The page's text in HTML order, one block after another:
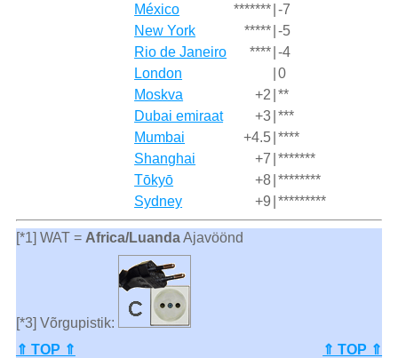
México
******* -7
New York
***** -5
Rio de Janeiro
**** -4
London
0
Moskva
+2 **
Dubai emiraat
+3 ***
Mumbai
+4.5 ****
Shanghai
+7 *******
Tōkyō
+8 ********
Sydney
+9 *********
[*1] WAT = Africa/LuandaAjavöönd
[*3] Võrgupistik:
⇑ TOP ⇑
⇑ TOP ⇑